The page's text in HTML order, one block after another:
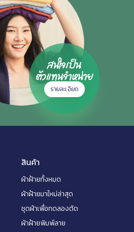
สนใจเป็น
ตัวแทนจำหน่าย
รายละเอียด
สินค้า
ผ้าฝ้ายทั้งหมด
ผ้าฝ้ายมาใหม่ล่าสุด
ชุดผ้าเพื่อทดลองตัด
ผ้าฝ้ายพิมพ์ลาย